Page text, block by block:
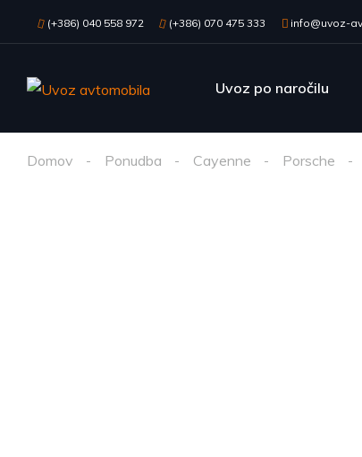
(+386) 040 558 972 (+386) 070 475 333 info@uvoz-
Uvoz po naročilu
Domov Ponudba Cayenne Porsche